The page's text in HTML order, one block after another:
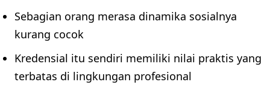
Sebagian orang merasa dinamika sosialnya
kurang cocok
Kredensial itu sendiri memiliki nilai praktis yang
terbatas di lingkungan profesional